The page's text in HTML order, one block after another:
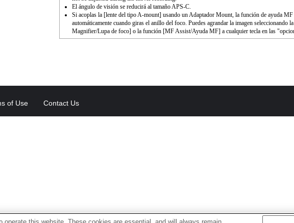
El ángulo de visión se reducirá al tamaño APS-C.
Si acoplas la [lente del tipo A-mount] usando un Adaptador Mount, la función de ayuda
automáticamente cuando giras el anillo del foco. Puedes agrandar la imagen seleccionando
Magnifier/Lupa de foco] o la función [MF Assist/Ayuda MF] a cualquier tecla en las
of Use Contact Us